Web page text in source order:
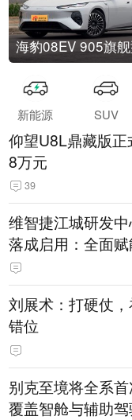
海豹08EV 905旗
新能源 SUV
仰望U8L鼎藏版
8万元
39
维智捷江城研发
落成启用：全面
刘展术：打硬仗
错位
别克至境将全系
覆盖智舱与辅助